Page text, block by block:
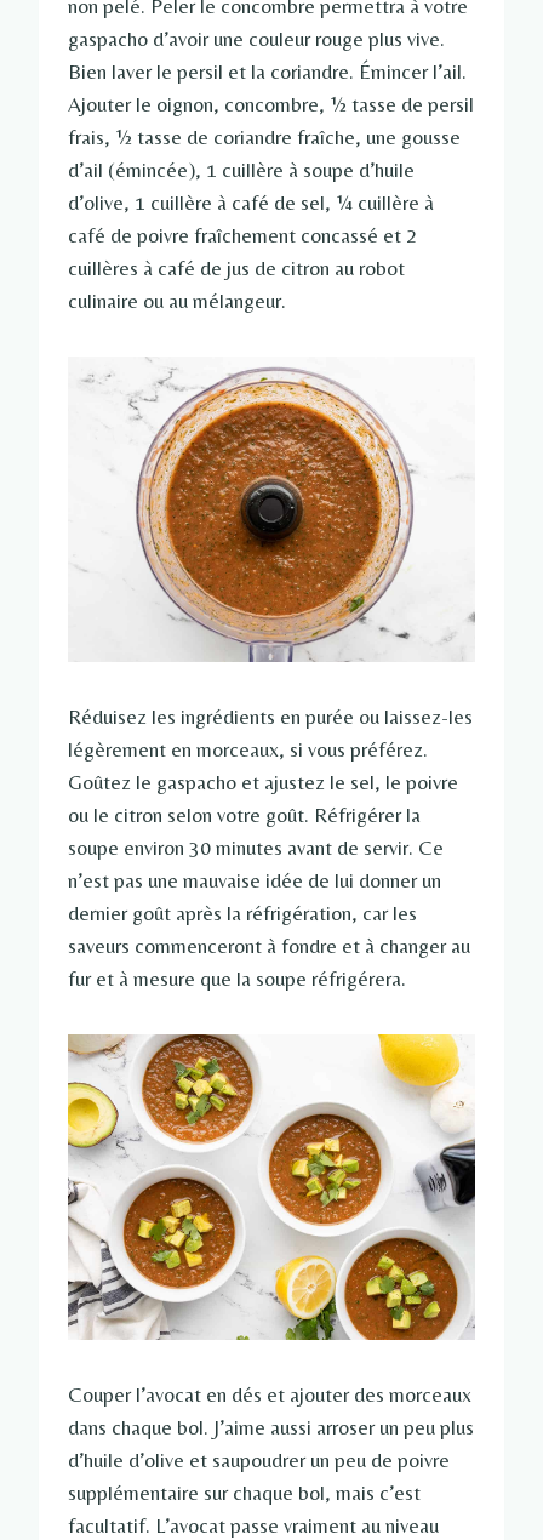
non pelé. Peler le concombre permettra à votre
gaspacho d’avoir une couleur rouge plus vive.
Bien laver le persil et la coriandre. Émincer l’ail.
Ajouter le oignon, concombre, ½ tasse de persil
frais, ½ tasse de coriandre fraîche, une gousse
d’ail (émincée), 1 cuillère à soupe d’huile
d’olive, 1 cuillère à café de sel, ¼ cuillère à
café de poivre fraîchement concassé et 2
cuillères à café de jus de citron au robot
culinaire ou au mélangeur.
Réduisez les ingrédients en purée ou laissez-les
légèrement en morceaux, si vous préférez.
Goûtez le gaspacho et ajustez le sel, le poivre
ou le citron selon votre goût. Réfrigérer la
soupe environ 30 minutes avant de servir. Ce
n’est pas une mauvaise idée de lui donner un
dernier goût après la réfrigération, car les
saveurs commenceront à fondre et à changer au
fur et à mesure que la soupe réfrigérera.
Couper l’avocat en dés et ajouter des morceaux
dans chaque bol. J’aime aussi arroser un peu plus
d’huile d’olive et saupoudrer un peu de poivre
supplémentaire sur chaque bol, mais c’est
facultatif. L’avocat passe vraiment au niveau